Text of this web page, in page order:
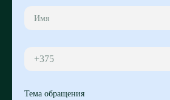
+375
Тема обращения